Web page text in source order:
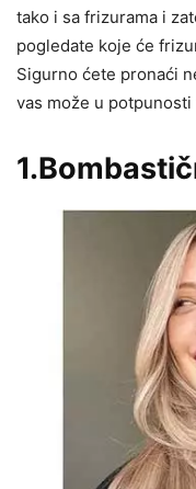
tako i sa frizurama i
pogledate koje će
Sigurno ćete pronaći
vas može u